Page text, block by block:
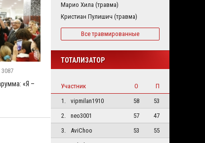
3087
«Я –
Марио Хила (травма)
Кристиан Пулишич (травма)
Все травмированные
ТОТАЛИЗАТОР
Участник О
П
1.
vipmilan1910 58
53
2.
neo3001 57
47
3.
AviChoo 53
55